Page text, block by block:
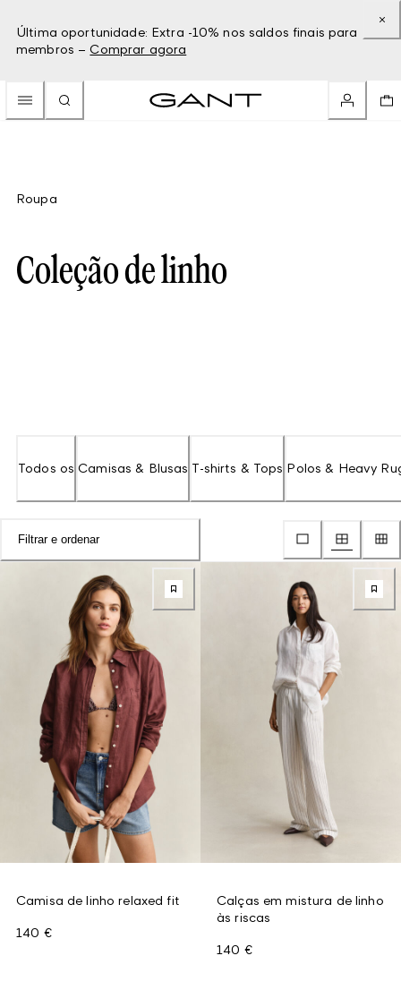
Última oportunidade: Extra -10% nos saldos finais para
membros – Comprar agora
Roupa
Coleção de linho
Todos os Camisas & Blusas T-shirts & Tops Polos & Heavy
Filtrar e ordenar
Camisa de linho relaxed fit
140 €
Calças em mistura de linho
às riscas
140 €